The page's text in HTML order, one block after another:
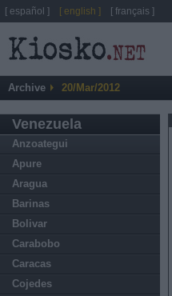
Archive 20/Mar/2012
Venezuela
Anzoategui
Apure
Aragua
Barinas
Bolivar
Carabobo
Caracas
Cojedes
[ español ] [ english ] [ français ]